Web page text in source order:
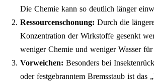
Die Chemie kann so deutlich länger
Ressourcenschonung: Durch die
Konzentration der Wirkstoffe gesenkt
weniger Chemie und weniger Wasser
Vorweichen: Besonders bei
oder festgebranntem Bremsstaub ist das